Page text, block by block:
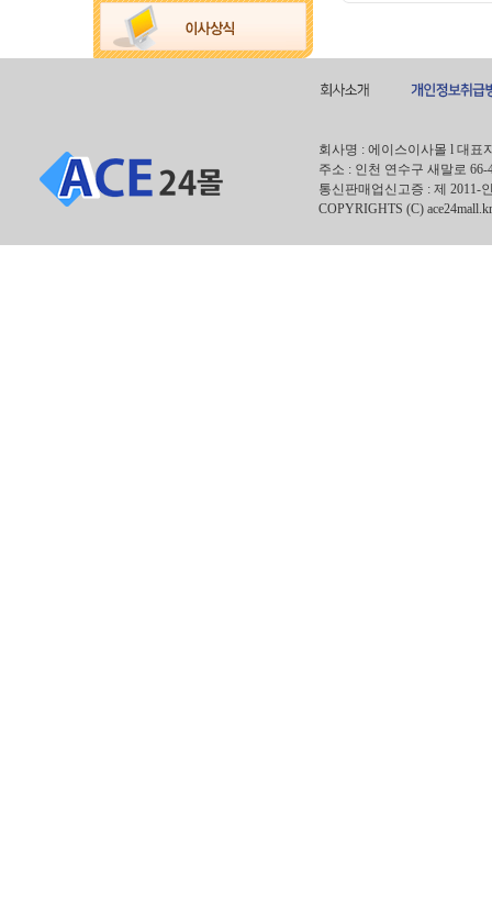
회사명 : 에이스이사몰 l 대표
주소 : 인천 연수구 새말로
통신판매업신고증 : 제 2011-
COPYRIGHTS (C)